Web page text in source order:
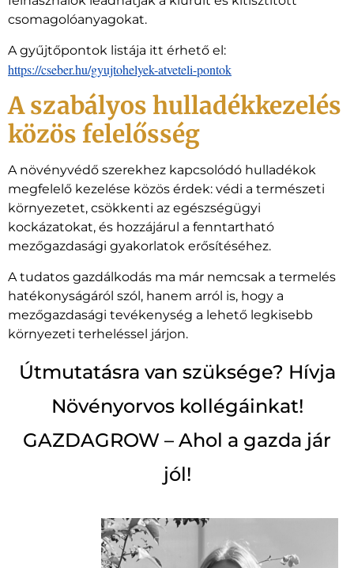
csomagolóanyagokat.
A gyűjtőpontok listája itt érhető el:
https://cseber.hu/gyujtohelyek-atveteli-pontok
A szabályos hulladékkezelés
közös felelősség
A növényvédő szerekhez kapcsolódó hulladékok
megfelelő kezelése közös érdek: védi a természeti
környezetet, csökkenti az egészségügyi
kockázatokat, és hozzájárul a fenntartható
mezőgazdasági gyakorlatok erősítéséhez.
A tudatos gazdálkodás ma már nemcsak a termelés
hatékonyságáról szól, hanem arról is, hogy a
mezőgazdasági tevékenység a lehető legkisebb
környezeti terheléssel járjon.
Útmutatásra van szüksége? Hívja
Növényorvos kollégáinkat!
GAZDAGROW – Ahol a gazda jár
jól!